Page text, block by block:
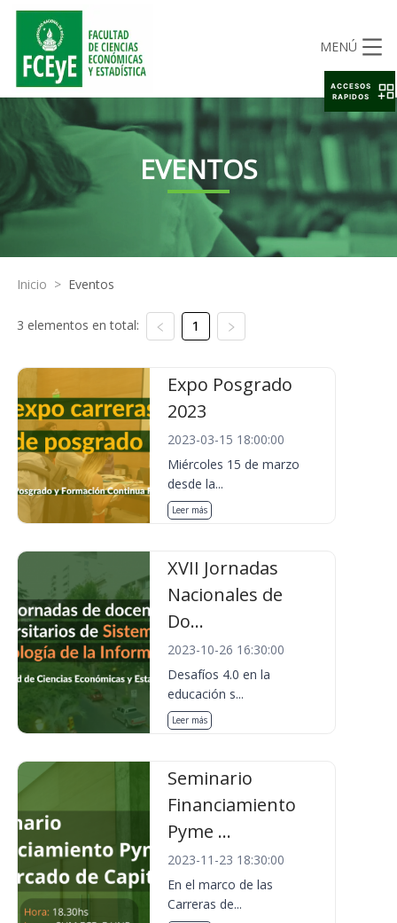
MENÚ
EVENTOS
Inicio > Eventos
3 elementos en total: 1
Expo Posgrado
2023
2023-03-15 18:00:00
Miércoles 15 de marzo
desde la...
Leer más
XVII Jornadas
Nacionales de
Do...
2023-10-26 16:30:00
Desafíos 4.0 en la
educación s...
Leer más
Seminario
Financiamiento
Pyme ...
2023-11-23 18:30:00
En el marco de las
Carreras de...
ACCESOS
RAPIDOS